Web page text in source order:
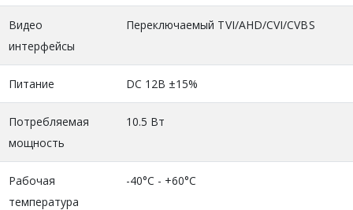
Видео
интерфейсы
Переключаемый TVI/AHD/CVI/CVBS
Питание DC 12В ±15%
Потребляемая
мощность
10.5 Вт
Рабочая
температура
-40°C - +60°C